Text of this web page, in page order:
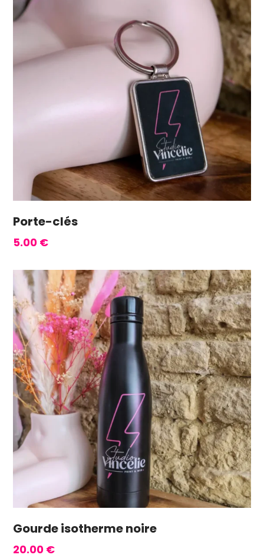
Porte-clés
5.00 €
Gourde isotherme noire
20.00 €